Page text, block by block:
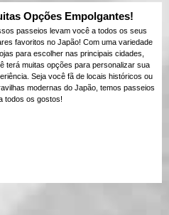
Opções Empolgantes!
passeios levam você a todos os seus
favoritos no Japão! Com uma variedade
para escolher nas principais cidades,
terá muitas opções para personalizar sua
Seja você fã de locais históricos ou
modernas do Japão, temos passeios
todos os gostos!